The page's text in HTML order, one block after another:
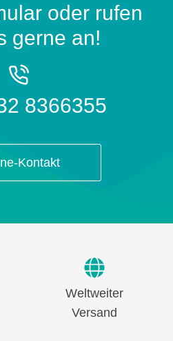
oder rufen
gerne an!
8366355
Kontakt
Weltweiter
Versand